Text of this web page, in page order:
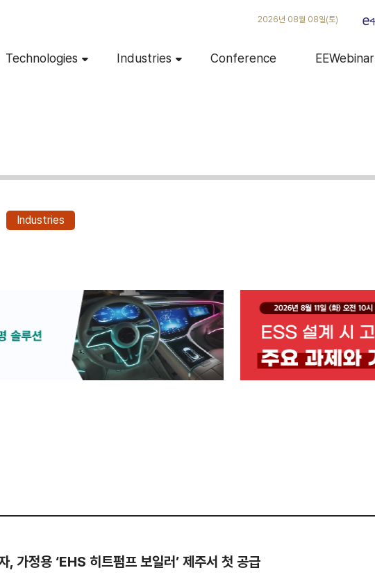
2026년 08월 08일(토)
Technologies Industries Conference EEWebinar
Industries
, 가정용 ‘EHS 히트펌프 보일러’ 제주서 첫 공급